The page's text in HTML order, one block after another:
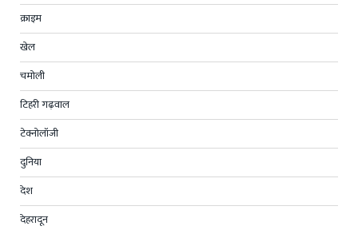
क्राइम
खेल
चमोली
टिहरी गढ़वाल
टेक्नोलॉजी
दुनिया
देश
देहरादून